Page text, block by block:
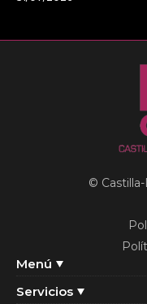
Menú
Servicios
©